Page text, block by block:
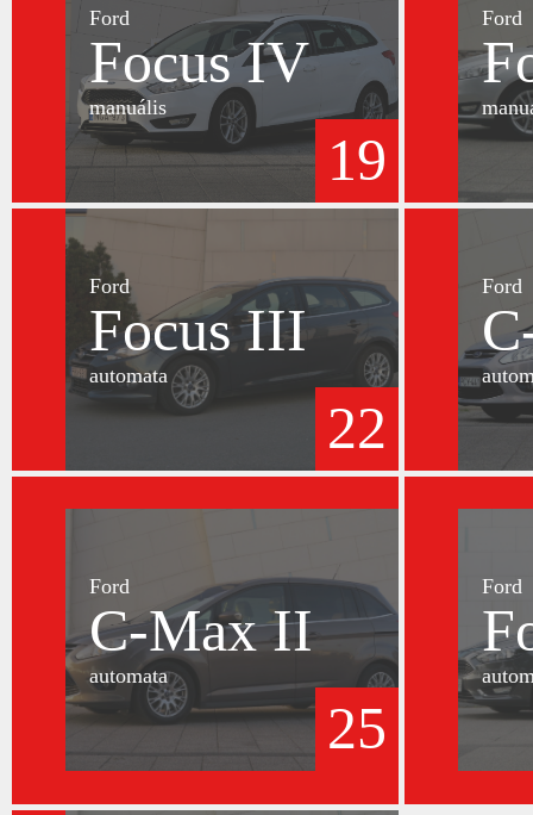
Ford
Focus IV
manuális
19
Ford
Ford
Focus III
automata
22
Ford
Ford
C-Max II
automata
25
Ford